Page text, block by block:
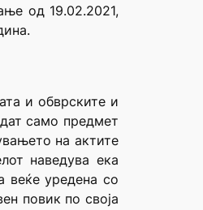
од 19.02.2021,
и обврските и
само предмет
на актите
наведува ека
веќе уредена со
повик по своја